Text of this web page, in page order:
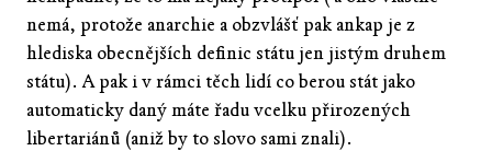
nemá, protože anarchie a obzvlášť pak ankap je z
hlediska obecnějších definic státu jen jistým druhem
státu). A pak i v rámci těch lidí co berou stát jako
automaticky daný máte řadu vcelku přirozených
libertariánů (aniž by to slovo sami znali).